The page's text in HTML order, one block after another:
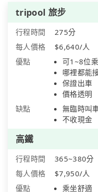
tripool 旅步
行程時間
275分
每人價格
$6,640/人
優點
可1~8位
哪裡都能
保證出車
價格透明
缺點
無臨時叫
不收現金
高鐵
行程時間
365~380分
每人價格
$7,950/人
優點
乘坐舒適